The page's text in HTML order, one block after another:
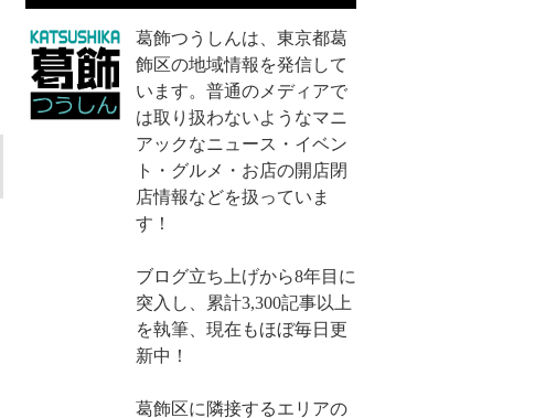
葛飾つうしんは、東京都葛
飾区の地域情報を発信して
います。普通のメディアで
は取り扱わないようなマニ
アックなニュース・イベン
ト・グルメ・お店の開店閉
店情報などを扱っていま
す！
ブログ立ち上げから8年目に
突入し、累計3,300記事以上
を執筆、現在もほぼ毎日更
新中！
葛飾区に隣接するエリアの